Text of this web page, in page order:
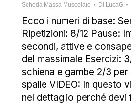
Scheda Massa Muscolare Di LucaG
Ecco i numeri di base:
Ripetizioni: 8/12 Pause:
secondi, attive e
del massimale Esercizi:
schiena e gambe 2/3
spalle VIDEO: In questo
nel dettaglio perché devi